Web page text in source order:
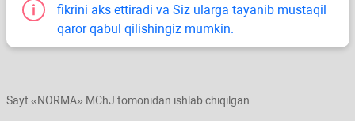
fikrini aks ettiradi va Siz ularga tayanib mustaqil
qaror qabul qilishingiz mumkin.
Sayt «NORMA» MChJ tomonidan ishlab chiqilgan.